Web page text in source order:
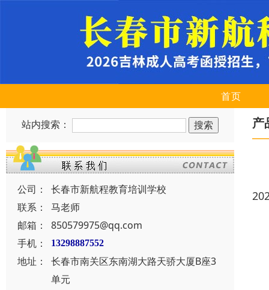
首页
站内搜索：
公司：
长春市新航程教育培训学校
联系：
马老师
邮箱：
850579975@qq.com
手机：
13298887552
地址：
长春市南关区东南湖大路天骄大厦B座3
单元
产